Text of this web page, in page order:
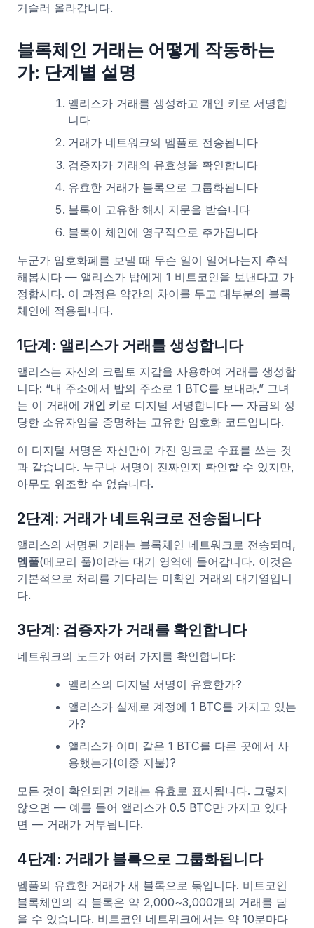
거슬러 올라갑니다.
블록체인 거래는 어떻게 작동하는
가: 단계별 설명
앨리스가 거래를 생성하고 개인 키로 서명합
니다
거래가 네트워크의 멤풀로 전송됩니다
검증자가 거래의 유효성을 확인합니다
유효한 거래가 블록으로 그룹화됩니다
블록이 고유한 해시 지문을 받습니다
블록이 체인에 영구적으로 추가됩니다
누군가 암호화폐를 보낼 때 무슨 일이 일어나는지 추적
해봅시다 — 앨리스가 밥에게 1 비트코인을 보낸다고 가
정합시다. 이 과정은 약간의 차이를 두고 대부분의 블록
체인에 적용됩니다.
1단계: 앨리스가 거래를 생성합니다
앨리스는 자신의 크립토 지갑을 사용하여 거래를 생성합
니다: “내 주소에서 밥의 주소로 1 BTC를 보내라.” 그녀
는 이 거래에 개인 키로 디지털 서명합니다 — 자금의 정
당한 소유자임을 증명하는 고유한 암호화 코드입니다.
이 디지털 서명은 자신만이 가진 잉크로 수표를 쓰는 것
과 같습니다. 누구나 서명이 진짜인지 확인할 수 있지만,
아무도 위조할 수 없습니다.
2단계: 거래가 네트워크로 전송됩니다
앨리스의 서명된 거래는 블록체인 네트워크로 전송되며,
멤풀(메모리 풀)이라는 대기 영역에 들어갑니다. 이것은
기본적으로 처리를 기다리는 미확인 거래의 대기열입니
다.
3단계: 검증자가 거래를 확인합니다
네트워크의 노드가 여러 가지를 확인합니다:
앨리스의 디지털 서명이 유효한가?
앨리스가 실제로 계정에 1 BTC를 가지고 있는
가?
앨리스가 이미 같은 1 BTC를 다른 곳에서 사
용했는가(이중 지불)?
모든 것이 확인되면 거래는 유효로 표시됩니다. 그렇지
않으면 — 예를 들어 앨리스가 0.5 BTC만 가지고 있다
면 — 거래가 거부됩니다.
4단계: 거래가 블록으로 그룹화됩니다
멤풀의 유효한 거래가 새 블록으로 묶입니다. 비트코인
블록체인의 각 블록은 약 2,000~3,000개의 거래를 담
을 수 있습니다. 비트코인 네트워크에서는 약 10분마다